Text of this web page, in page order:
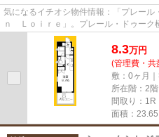
気になるイチオシ物件情報：「プレー
ｎ Ｌｏｉｒｅ」。プレール・ドゥー
ｒｅ：京急本線黄金町駅にも...
8.3万円
(管理費・共
敷：0ヶ月
所在階：2階
間取り：1R
面積：23.65